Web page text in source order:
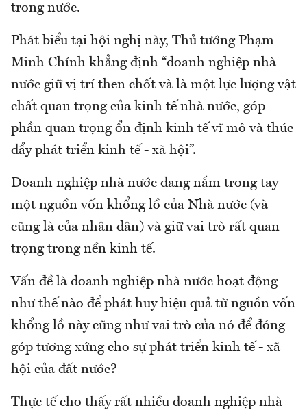
trong nước.
Phát biểu tại hội nghị này, Thủ tướng Phạm
Minh Chính khẳng định “doanh nghiệp nhà
nước giữ vị trí then chốt và là một lực lượng vật
chất quan trọng của kinh tế nhà nước, góp
phần quan trọng ổn định kinh tế vĩ mô và thúc
đẩy phát triển kinh tế - xã hội”.
Doanh nghiệp nhà nước đang nắm trong tay
một nguồn vốn khổng lồ của Nhà nước (và
cũng là của nhân dân) và giữ vai trò rất quan
trọng trong nền kinh tế.
Vấn đề là doanh nghiệp nhà nước hoạt động
như thế nào để phát huy hiệu quả từ nguồn vốn
khổng lồ này cũng như vai trò của nó để đóng
góp tương xứng cho sự phát triển kinh tế - xã
hội của đất nước?
Thực tế cho thấy rất nhiều doanh nghiệp nhà